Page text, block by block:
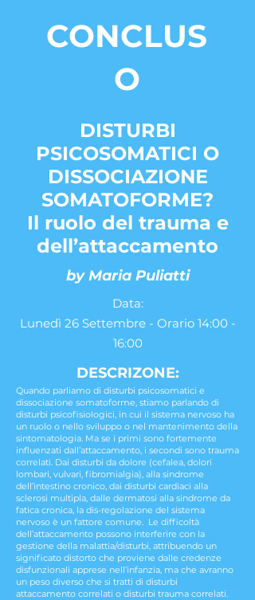
CONCLUS
O
DISTURBI
PSICOSOMATICI O
DISSOCIAZIONE
SOMATOFORME?
Il ruolo del trauma e
dell’attaccamento
by Maria Puliatti
Data:
Lunedì 26 Settembre - Orario 14:00 -
16:00
DESCRIZONE:
Quando parliamo di disturbi psicosomatici e
dissociazione somatoforme, stiamo parlando di
disturbi psicofisiologici, in cui il sistema nervoso ha
un ruolo o nello sviluppo o nel mantenimento della
sintomatologia. Ma se i primi sono fortemente
influenzati dall’attaccamento, i secondi sono trauma
correlati. Dai disturbi da dolore (cefalea, dolori
lombari, vulvari, fibromialgia), alla sindrome
dell’intestino cronico, dai disturbi cardiaci alla
sclerosi multipla, dalle dermatosi alla sindrome da
fatica cronica, la dis-regolazione del sistema
nervoso è un fattore comune. Le difficoltà
dell’attaccamento possono interferire con la
gestione della malattia/disturbi, attribuendo un
significato distorto che proviene dalle credenze
disfunzionali apprese nell’infanzia, ma che avranno
un peso diverso che si tratti di disturbi
attaccamento correlati o disturbi trauma correlati.